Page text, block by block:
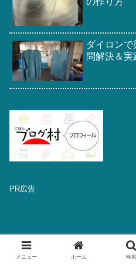
ダイロン
問解決＆実
PR広告
メニュー ホーム 検索